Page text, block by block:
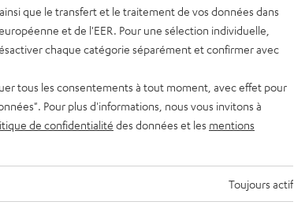
: le son bienfaisant des
chanteuses des océans. Elles utilisent la
de l’eau et leur gigantesque volume
à des milliers de…
nous
que le transfert et le traitement de vos données dans
et de l'EER. Pour une sélection individuelle,
chaque catégorie séparément et confirmer avec
tous les consentements à tout moment, avec effet pour
Pour plus d'informations, nous vous invitons à
de confidentialité des données et les mentions
Toujours actif